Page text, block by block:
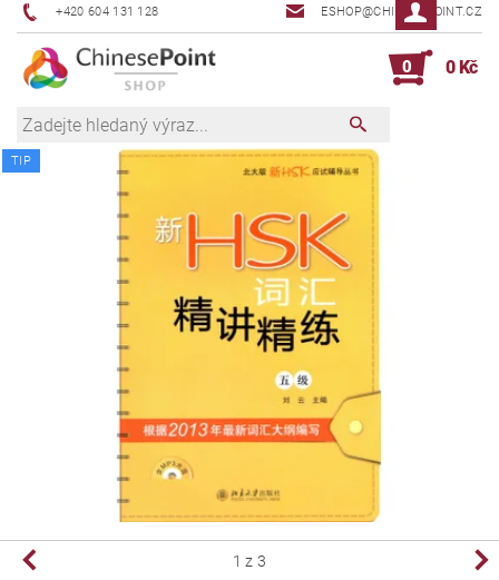
+420 604 131 128 ESHOP@CHINESEPOINT.CZ
0 0 Kč
TIP
1 z 3